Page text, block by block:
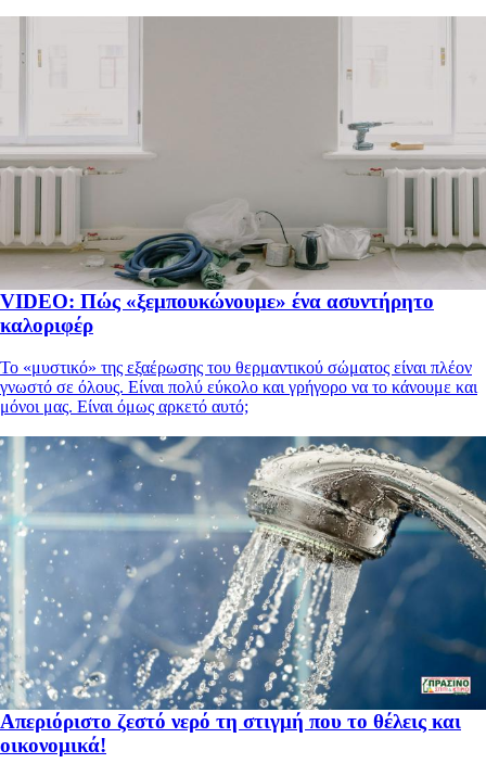
VIDEO: Πώς «ξεμπουκώνουμε» ένα ασυντήρητο
καλοριφέρ
Το «μυστικό» της εξαέρωσης του θερμαντικού σώματος είναι πλέον
γνωστό σε όλους. Είναι πολύ εύκολο και γρήγορο να το κάνουμε και
μόνοι μας. Είναι όμως αρκετό αυτό;
Απεριόριστο ζεστό νερό τη στιγμή που το θέλεις και
οικονομικά!